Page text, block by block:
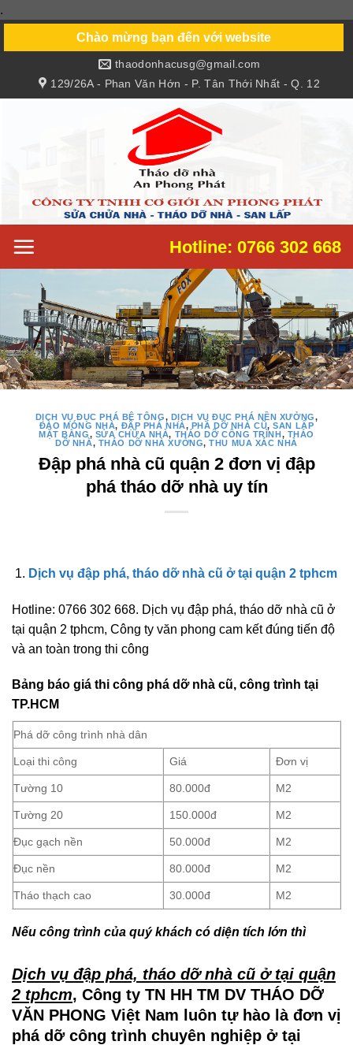
.
content
Chào mừng bạn đến với website
129/26A - Phan Văn Hớn - P. Tân Thới Nhất - Q. 12
thaodonhacusg@gmail.com
Hotline: 0766 302 668
DỊCH VỤ ĐỤC PHÁ BÊ TÔNG, DỊCH VỤ ĐỤC PHÁ NỀN XƯỞNG,
ĐÀO MÓNG NHÀ, ĐẬP PHÁ NHÀ, PHÁ DỠ NHÀ CŨ,SAN LẤP
MẶT BẰNG, SỬA CHỮA NHÀ, THÁO DỠ CÔNG TRÌNH, THÁO
DỠ NHÀ, THÁO DỠ NHÀ XƯỞNG,THU MUA XÁC NHÀ
Đập phá nhà cũ quận 2 đơn vị đập
phá tháo dỡ nhà uy tín
Dịch vụ đập phá, tháo dỡ nhà cũ ở tại quận 2 tphcm
Hotline: 0766 302 668. Dịch vụ đập phá, tháo dỡ nhà cũ ở
tại quận 2 tphcm, Công ty văn phong cam kết đúng tiến độ
và an toàn trong thi công
Bảng báo giá thi công phá dỡ nhà cũ, công trình tại
TP.HCM
Phá dỡ công trình nhà dân
Loại thi công Giá Đơn vị
Tường 10 80.000đ M2
Tường 20 150.000đ M2
Đục gạch nền 50.000đ M2
Đục nền 80.000đ M2
Tháo thạch cao 30.000đ M2
Nếu công trình của quý khách có diện tích lớn thì
Dịch vụ đập phá, tháo dỡ nhà cũ ở tại quận
2 tphcm, Công ty TN HH TM DV THÁO DỠ
VĂN PHONG Việt Nam luôn tự hào là đơn vị
phá dỡ công trình chuyên nghiệp ở tại